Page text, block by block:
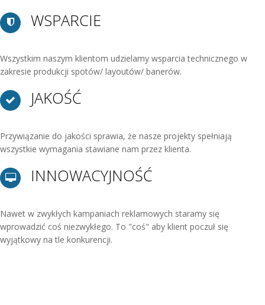
WSPARCIE
Wszystkim naszym klientom udzielamy wsparcia technicznego w
zakresie produkcji spotów/ layoutów/ banerów.
JAKOŚĆ
Przywiązanie do jakości sprawia, że nasze projekty spełniają
wszystkie wymagania stawiane nam przez klienta.
INNOWACYJNOŚĆ
Nawet w zwykłych kampaniach reklamowych staramy się
wprowadzić coś niezwykłego. To "coś" aby klient poczuł się
wyjątkowy na tle konkurencji.